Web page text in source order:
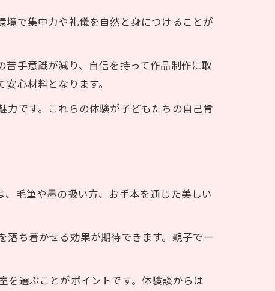
で集中力や礼儀を自然と身につけることが
手意識が減り、自信を持って作品制作に取
心材料となります。
です。これらの体験が子どもたちの自己肯
毛筆や墨の扱い方、お手本を通じた美しい
ち着かせる効果が期待できます。親子で一
を選ぶことがポイントです。体験談からは